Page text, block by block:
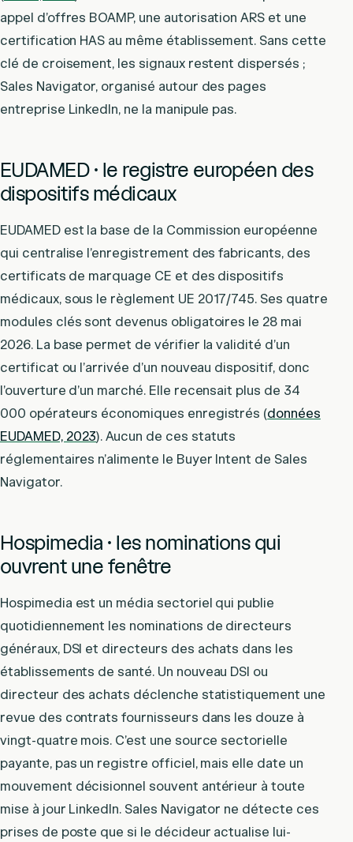
appel d’offres BOAMP, une autorisation ARS et une
certification HAS au même établissement. Sans cette
clé de croisement, les signaux restent dispersés ;
Sales Navigator, organisé autour des pages
entreprise LinkedIn, ne la manipule pas.
EUDAMED · le registre européen des
dispositifs médicaux
EUDAMED est la base de la Commission européenne
qui centralise l’enregistrement des fabricants, des
certificats de marquage CE et des dispositifs
médicaux, sous le règlement UE 2017/745. Ses quatre
modules clés sont devenus obligatoires le 28 mai
2026. La base permet de vérifier la validité d’un
certificat ou l’arrivée d’un nouveau dispositif, donc
l’ouverture d’un marché. Elle recensait plus de 34
000 opérateurs économiques enregistrés (données
EUDAMED, 2023). Aucun de ces statuts
réglementaires n’alimente le Buyer Intent de Sales
Navigator.
Hospimedia · les nominations qui
ouvrent une fenêtre
Hospimedia est un média sectoriel qui publie
quotidiennement les nominations de directeurs
généraux, DSI et directeurs des achats dans les
établissements de santé. Un nouveau DSI ou
directeur des achats déclenche statistiquement une
revue des contrats fournisseurs dans les douze à
vingt-quatre mois. C’est une source sectorielle
payante, pas un registre officiel, mais elle date un
mouvement décisionnel souvent antérieur à toute
mise à jour LinkedIn. Sales Navigator ne détecte ces
prises de poste que si le décideur actualise lui-